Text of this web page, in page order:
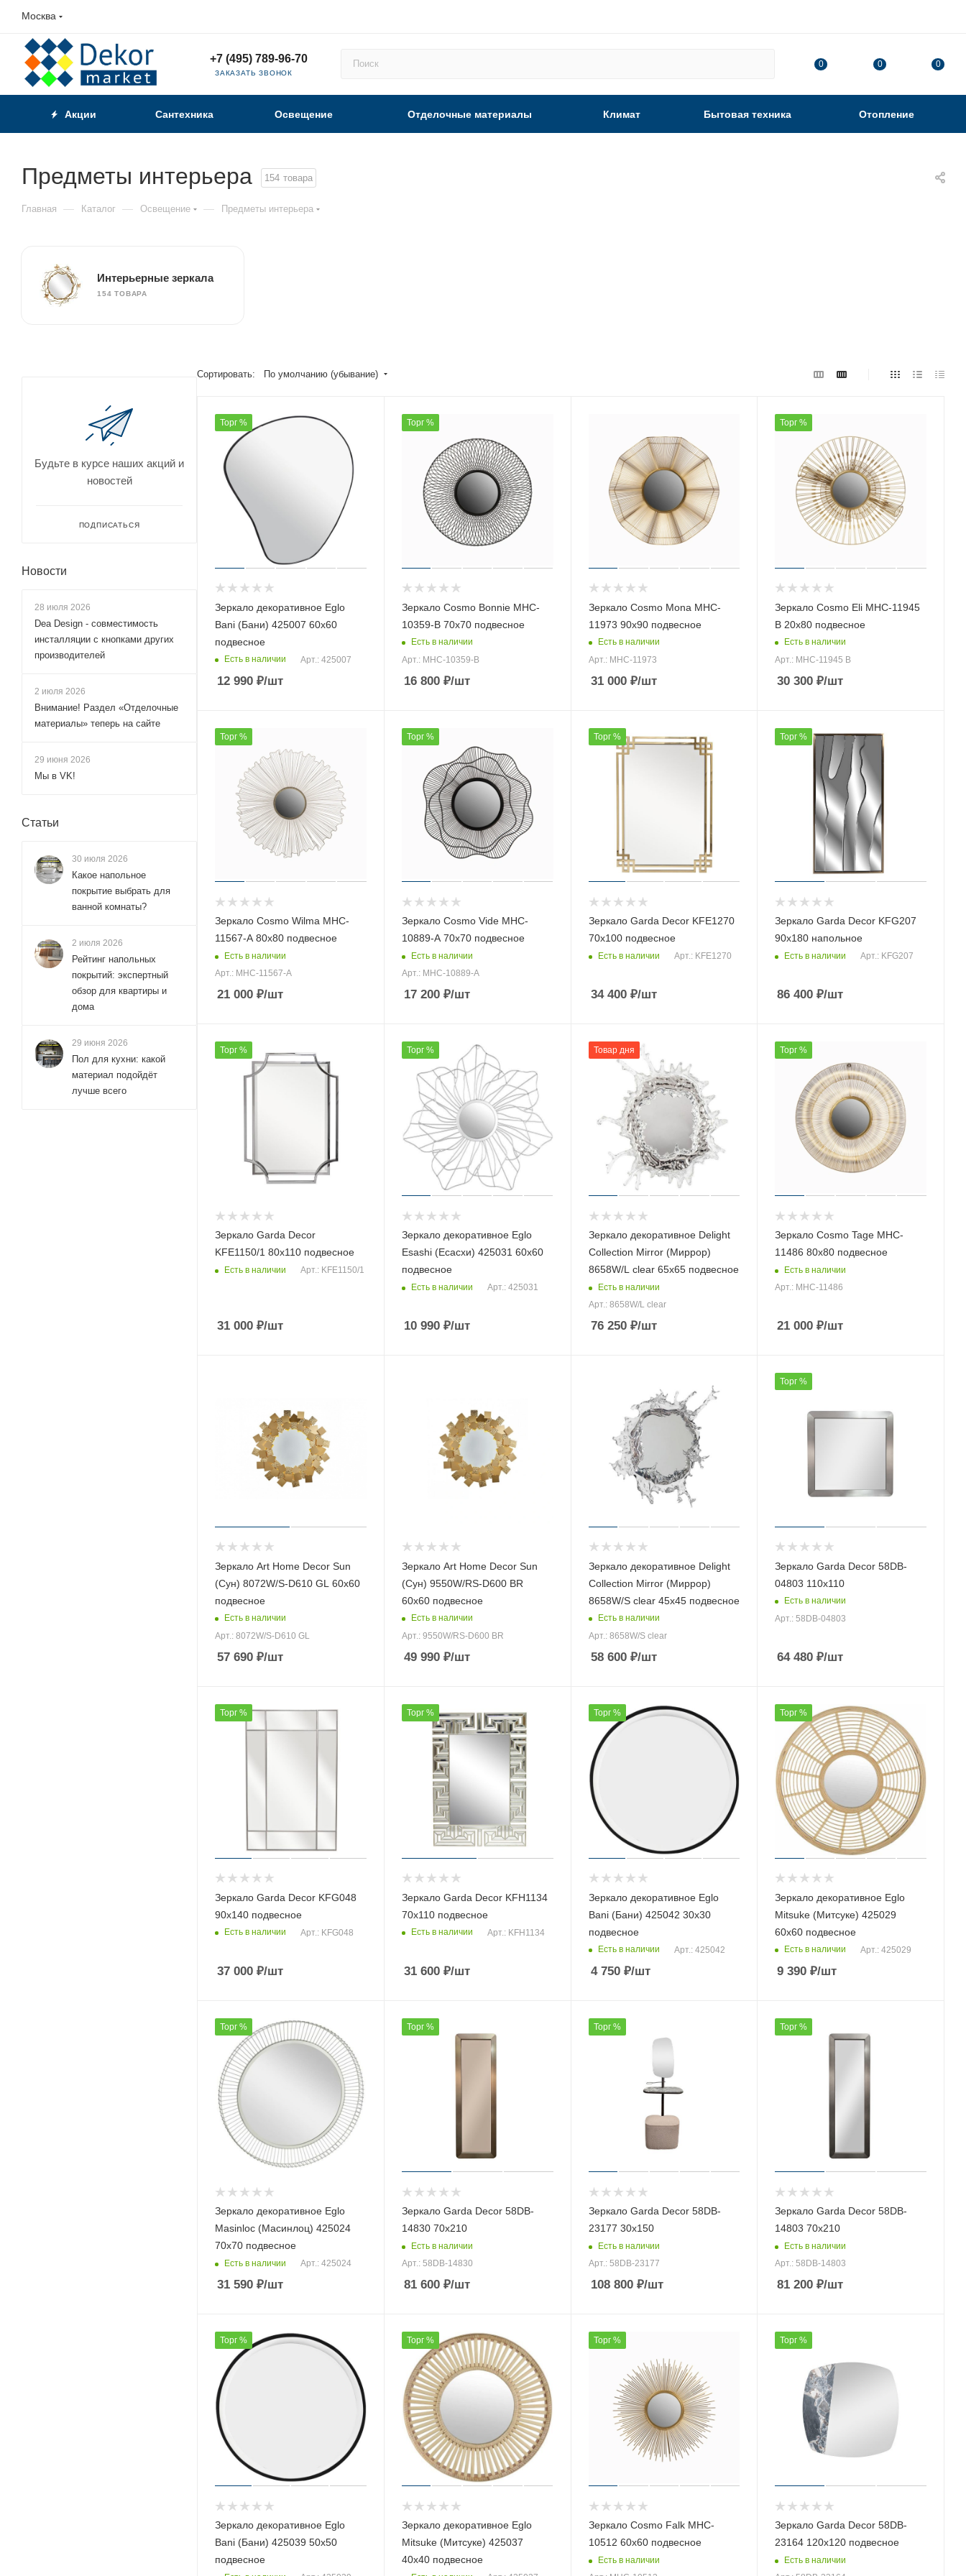
Москва
+7 (495) 789-96-70
ЗАКАЗАТЬ ЗВОНОК
0 0 0
Акции Сантехника Освещение Отделочные материалы Климат Бытовая техника Отопление
Предметы интерьера 154 товара
Главная — Каталог — Освещение — Предметы интерьера
Интерьерные зеркала
154 ТОВАРА
Сортировать: По умолчанию (убывание)
Торг %
Зеркало декоративное Eglo
Bani (Бани) 425007 60х60
подвесное
Есть в наличии Арт.: 425007
12 990 ₽/шт
Торг %
Зеркало Cosmo Bonnie MHC-
10359-B 70х70 подвесное
Есть в наличии
Арт.: MHC-10359-B
16 800₽/шт
Зеркало Cosmo Mona MHC-
11973 90х90 подвесное
Есть в наличии
Арт.: MHC-11973
31 000₽/шт
Торг %
Зеркало Cosmo Eli MHC-11945
B 20х80 подвесное
Есть в наличии
Арт.: MHC-11945 B
30 300 ₽/шт
Торг %
Зеркало Cosmo Wilma MHC-
11567-A 80х80 подвесное
Есть в наличии
Арт.: MHC-11567-A
21 000 ₽/шт
Торг %
Зеркало Cosmo Vide MHC-
10889-A 70х70 подвесное
Есть в наличии
Арт.: MHC-10889-A
17 200₽/шт
Торг %
Зеркало Garda Decor KFE1270
70х100 подвесное
Есть в наличии Арт.: KFE1270
34 400₽/шт
Торг %
Зеркало Garda Decor KFG207
90х180 напольное
Есть в наличии Арт.: KFG207
86 400 ₽/шт
Торг %
Зеркало Garda Decor
KFE1150/1 80х110 подвесное
Есть в наличии Арт.: KFE1150/1
31 000 ₽/шт
Торг %
Зеркало декоративное Eglo
Esashi (Есасхи) 425031 60х60
подвесное
Есть в наличии Арт.: 425031
10 990₽/шт
Товар дня
Зеркало декоративное Delight
Collection Mirror (Миррор)
8658W/L clear 65х65 подвесное
Есть в наличии
Арт.: 8658W/L clear
76 250₽/шт
Торг %
Зеркало Cosmo Tage MHC-
11486 80х80 подвесное
Есть в наличии
Арт.: MHC-11486
21 000 ₽/шт
Зеркало Art Home Decor Sun
(Сун) 8072W/S-D610 GL 60х60
подвесное
Есть в наличии
Арт.: 8072W/S-D610 GL
57 690 ₽/шт
Зеркало Art Home Decor Sun
(Сун) 9550W/RS-D600 BR
60х60 подвесное
Есть в наличии
Арт.: 9550W/RS-D600 BR
49 990₽/шт
Зеркало декоративное Delight
Collection Mirror (Миррор)
8658W/S clear 45х45 подвесное
Есть в наличии
Арт.: 8658W/S clear
58 600₽/шт
Торг %
Зеркало Garda Decor 58DB-
04803 110х110
Есть в наличии
Арт.: 58DB-04803
64 480 ₽/шт
Торг %
Зеркало Garda Decor KFG048
90х140 подвесное
Есть в наличии Арт.: KFG048
37 000 ₽/шт
Торг %
Зеркало Garda Decor KFH1134
70х110 подвесное
Есть в наличии Арт.: KFH1134
31 600₽/шт
Торг %
Зеркало декоративное Eglo
Bani (Бани) 425042 30х30
подвесное
Есть в наличии Арт.: 425042
4 750₽/шт
Торг %
Зеркало декоративное Eglo
Mitsuke (Митсуке) 425029
60х60 подвесное
Есть в наличии Арт.: 425029
9 390 ₽/шт
Торг %
Зеркало декоративное Eglo
Masinloc (Масинлоц) 425024
70х70 подвесное
Есть в наличии Арт.: 425024
31 590 ₽/шт
Торг %
Зеркало Garda Decor 58DB-
14830 70х210
Есть в наличии
Арт.: 58DB-14830
81 600₽/шт
Торг %
Зеркало Garda Decor 58DB-
23177 30х150
Есть в наличии
Арт.: 58DB-23177
108 800₽/шт
Торг %
Зеркало Garda Decor 58DB-
14803 70х210
Есть в наличии
Арт.: 58DB-14803
81 200 ₽/шт
Торг %
Зеркало декоративное Eglo
Bani (Бани) 425039 50х50
подвесное
Торг %
Зеркало декоративное Eglo
Mitsuke (Митсуке) 425037
40х40 подвесное
Торг %
Зеркало Cosmo Falk MHC-
10512 60х60 подвесное
Есть в наличии
Торг %
Зеркало Garda Decor 58DB-
23164 120х120 подвесное
Есть в наличии
Будьте в курсе наших акций и
новостей
ПОДПИСАТЬСЯ
Новости
28 июля 2026
Dea Design - совместимость
инсталляции с кнопками других
производителей
2 июля 2026
Внимание! Раздел «Отделочные
материалы» теперь на сайте
29 июня 2026
Мы в VK!
Статьи
30 июля 2026
Какое напольное
покрытие выбрать для
ванной комнаты?
2 июля 2026
Рейтинг напольных
покрытий: экспертный
обзор для квартиры и
дома
29 июня 2026
Пол для кухни: какой
материал подойдёт
лучше всего